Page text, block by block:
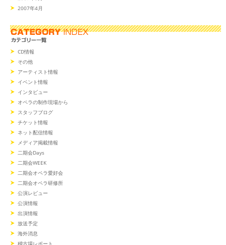
2007年4月
CD情報
その他
アーティスト情報
イベント情報
インタビュー
オペラの制作現場から
スタッフブログ
チケット情報
ネット配信情報
メディア掲載情報
二期会Days
二期会WEEK
二期会オペラ愛好会
二期会オペラ研修所
公演レビュー
公演情報
出演情報
放送予定
海外消息
稽古場レポート